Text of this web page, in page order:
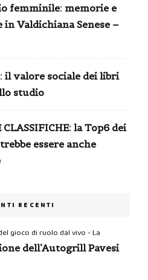
femminile: memorie e
Valdichiana Senese –
il valore sociale dei libri
studio
la Top6 dei
essere anche
RECENTI
gioco di ruolo dal vivo - La
dell’Autogrill Pavesi